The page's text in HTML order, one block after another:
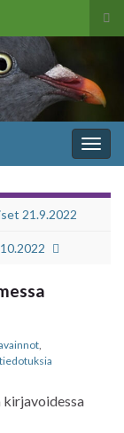
21.9.2022
tiedotuksia
kirjavoidessa